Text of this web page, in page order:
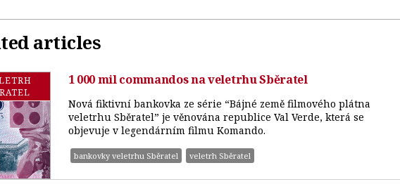
articles
1 000 mil commandos na veletrhu Sběratel
Nová fiktivní bankovka ze série “Bájné země filmového plátna
veletrhu Sběratel” je věnována republice Val Verde, která se
objevuje v legendárním filmu Komando.
bankovky veletrhu Sběratel veletrh Sběratel